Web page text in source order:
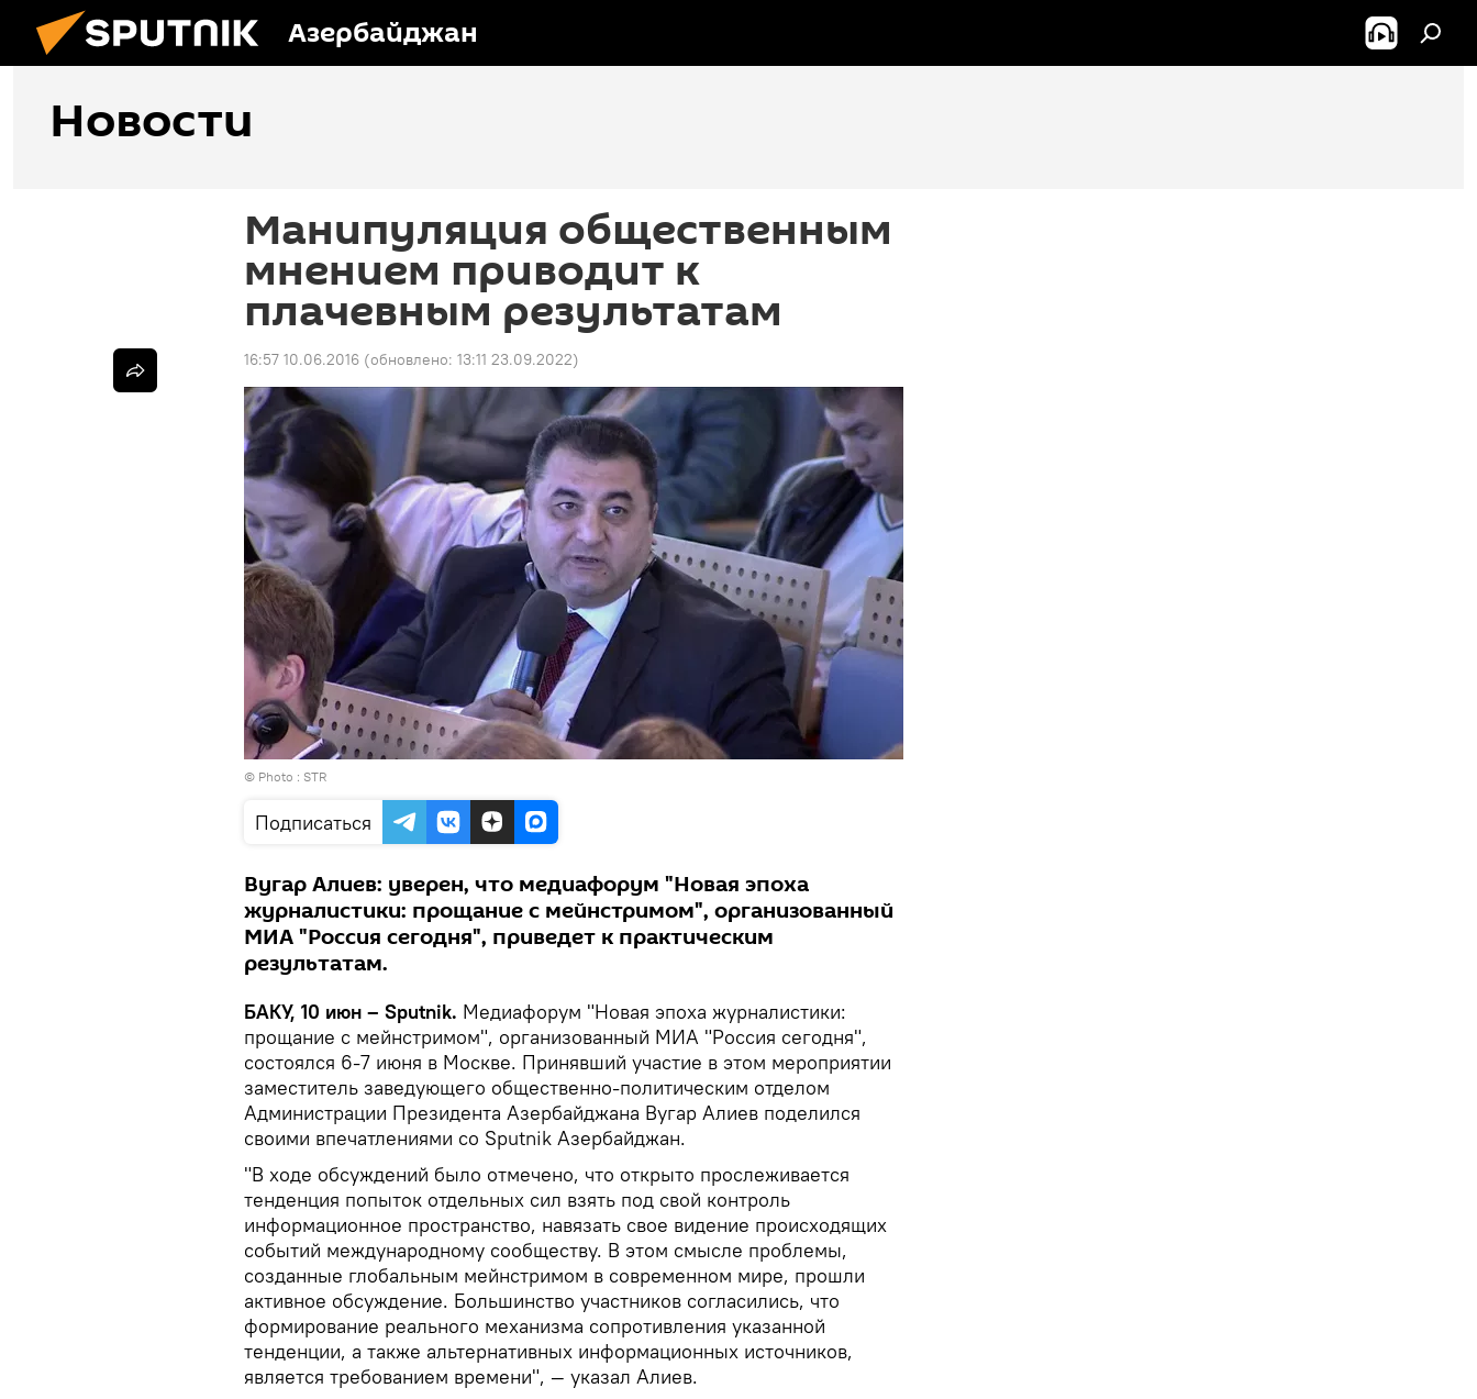
Азербайджан
Новости
Манипуляция общественным
мнением приводит к
плачевным результатам
16:57 10.06.2016 (обновлено: 13:11 23.09.2022)
© Photo : STR
Подписаться
Вугар Алиев: уверен, что медиафорум "Новая эпоха
журналистики: прощание с мейнстримом", организованный
МИА "Россия сегодня", приведет к практическим
результатам.
БАКУ, 10 июн – Sputnik. Медиафорум "Новая эпоха журналистики:
прощание с мейнстримом", организованный МИА "Россия сегодня",
состоялся 6-7 июня в Москве. Принявший участие в этом мероприятии
заместитель заведующего общественно-политическим отделом
Администрации Президента Азербайджана Вугар Алиев поделился
своими впечатлениями со Sputnik Азербайджан.
"В ходе обсуждений было отмечено, что открыто прослеживается
тенденция попыток отдельных сил взять под свой контроль
информационное пространство, навязать свое видение происходящих
событий международному сообществу. В этом смысле проблемы,
созданные глобальным мейнстримом в современном мире, прошли
активное обсуждение. Большинство участников согласились, что
формирование реального механизма сопротивления указанной
тенденции, а также альтернативных информационных источников,
является требованием времени", — указал Алиев.